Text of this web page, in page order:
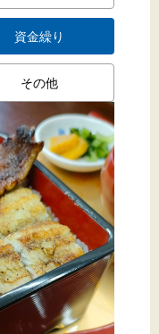
資金繰り
その他